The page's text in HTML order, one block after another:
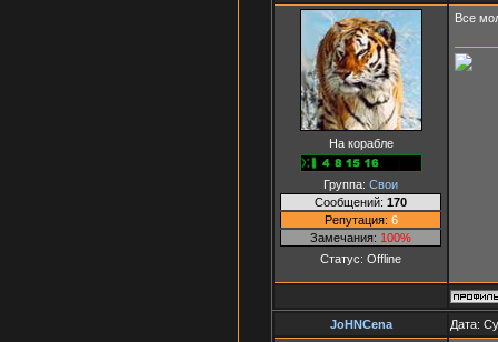
На корабле
Группа: Свои
Сообщений: 170
Репутация: 6
Замечания: 100%
Статус: Offline
Все
JoHNCena Дата: